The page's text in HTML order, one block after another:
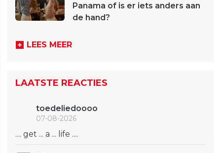
Panama of is er iets anders aan
de hand?
LEES MEER
LAATSTE REACTIES
toedeliedoooo
07-08-2026
.... get ... a ... life ....